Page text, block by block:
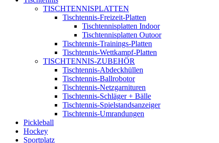
TISCHTENNISPLATTEN
Tischtennis-Freizeit-Platten
Tischtennisplatten Indoor
Tischtennisplatten Outoor
Tischtennis-Trainings-Platten
Tischtennis-Wettkampf-Platten
TISCHTENNIS-ZUBEHÖR
Tischtennis-Abdeckhüllen
Tischtennis-Ballrobotor
Tischtennis-Netzgarnituren
Tischtennis-Schläger + Bälle
Tischtennis-Spielstandsanzeiger
Tischtennis-Umrandungen
Pickleball
Hockey
Sportplatz